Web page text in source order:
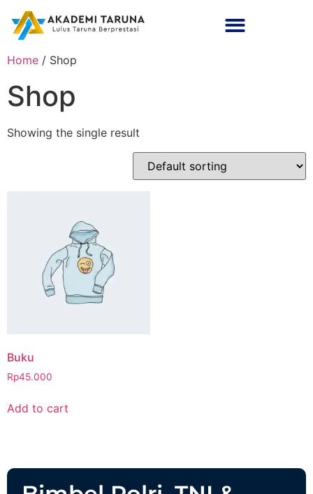
Home / Shop
Shop
Showing the single result
Buku
Rp45.000
Add to cart